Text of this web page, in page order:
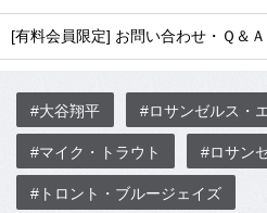
[有料会員限定] お問い合わせ・Ｑ＆Ａ
#大谷翔平 #ロサンゼルス・
#マイク・トラウト #ロサン
#トロント・ブルージェイズ